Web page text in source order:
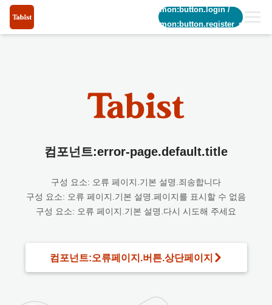
common:button.login/
common:button.register_short
컴포넌트:error-page.default.title
구성 요소: 오류 페이지.기본 설명.죄송합니다
구성 요소: 오류 페이지.기본 설명.페이지를 표시할 수 없음
구성 요소: 오류 페이지.기본 설명.다시 시도해 주세요
컴포넌트:오류페이지.버튼.상단페이지